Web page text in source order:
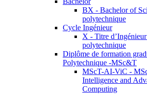
BX - Bachelor of
polytechnique
Cycle Ingénieur
X - Titre
polytechnique
Diplôme de formation
Polytechnique -MSc&T
MScT-AI-ViC -
Intelligence and
Computing